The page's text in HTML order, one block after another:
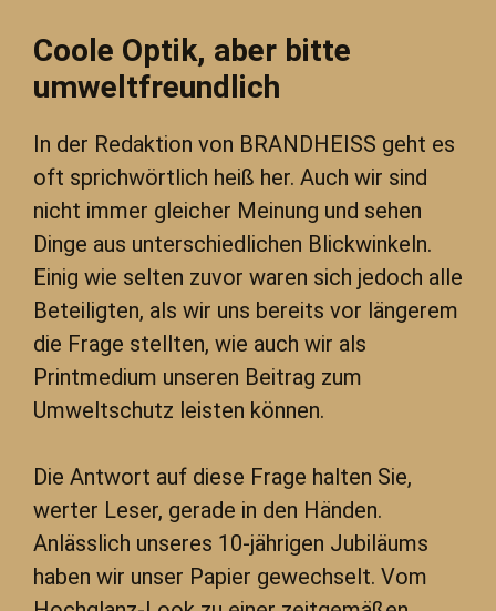
Coole Optik, aber bitte
umweltfreundlich
In der Redaktion von BRANDHEISS geht es
oft sprichwörtlich heiß her. Auch wir sind
nicht immer gleicher Meinung und sehen
Dinge aus unterschiedlichen Blickwinkeln.
Einig wie selten zuvor waren sich jedoch alle
Beteiligten, als wir uns bereits vor längerem
die Frage stellten, wie auch wir als
Printmedium unseren Beitrag zum
Umweltschutz leisten können.
Die Antwort auf diese Frage halten Sie,
werter Leser, gerade in den Händen.
Anlässlich unseres 10-jährigen Jubiläums
haben wir unser Papier gewechselt. Vom